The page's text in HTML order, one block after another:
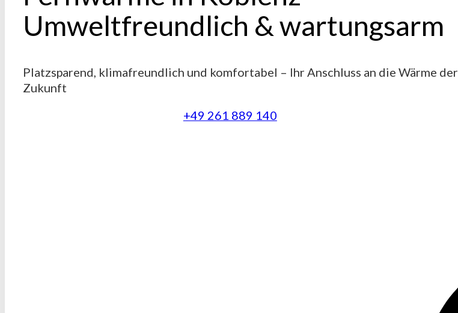
Umweltfreundlich & wartungsarm
Platzsparend, klimafreundlich und komfortabel – Ihr Anschluss an die Wärme der
Zukunft
+49 261 889 140